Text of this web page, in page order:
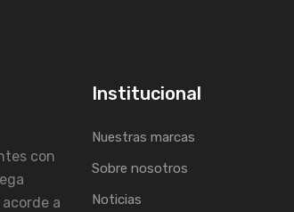
con
a
Institucional
Nuestras marcas
Sobre nosotros
Noticias